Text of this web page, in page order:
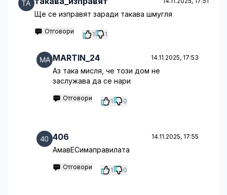
Ще се изправят заради такава шмугля
Отговори 1 1
MARTIN_24 14.11.2025, 17:53
Аз така мисля, че този дом не
заслужава да се нари
Отговори 1 0
406 14.11.2025, 17:55
АмавЕСимаправилата
Отговори 1 0